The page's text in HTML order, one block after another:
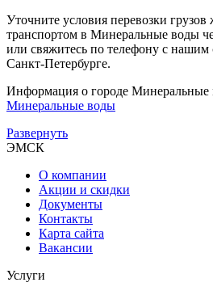
Уточните условия перевозки
транспортом в Минеральные воды
или свяжитесь по телефону с
Санкт-Петербурге.
Информация о городе Минеральные
Минеральные воды
Развернуть
ЭМСК
О компании
Акции и скидки
Документы
Контакты
Карта сайта
Вакансии
Услуги